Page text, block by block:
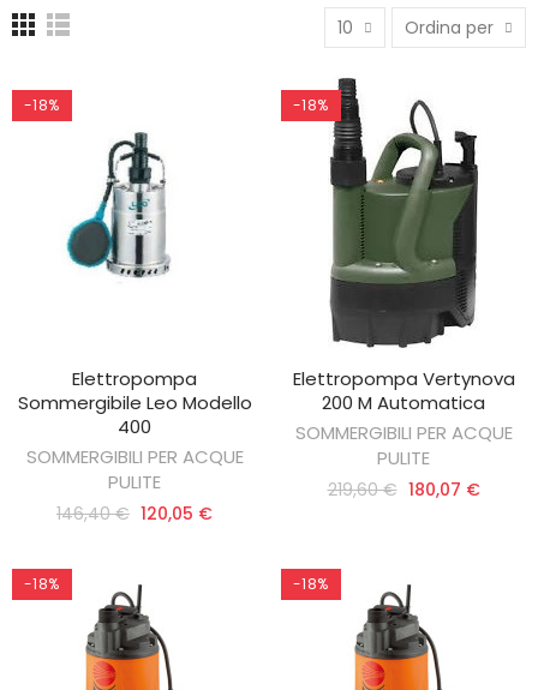
10 Ordina per
-18%
AGGIUNGI AL CARRELLO
Elettropompa
Sommergibile Leo Modello
400
SOMMERGIBILI PER ACQUE
PULITE
146,40 € 120,05 €
-18%
AGGIUNGI AL CARRELLO
Elettropompa Vertynova
200 M Automatica
SOMMERGIBILI PER ACQUE
PULITE
219,60 € 180,07 €
-18% -18%